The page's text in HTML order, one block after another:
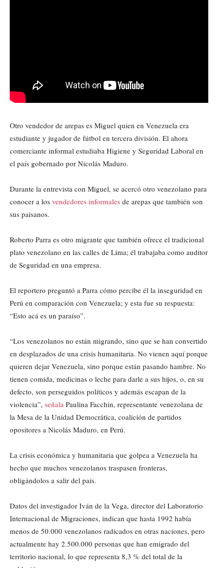
Otro vendedor de arepas es Miguel quien en Venezuela era
estudiante y jugador de fútbol en tercera división. El ahora
comerciante informal estudiaba Higiene y Seguridad Laboral en
el país gobernado por Nicolás Maduro.
Durante la entrevista con Miguel, se acercó otro venezolano para
conocer a los vendedores informales de arepas que también son
sus paisanos.
Roberto Parra es otro migrante que también ofrece el tradicional
plato venezolano en las calles de Lima; él trabajaba como auditor
de Seguridad en una empresa.
El reportero preguntó a Parra cómo percibe él la inseguridad en
Perú en comparación con Venezuela; y esta fue su respuesta:
“Esto acá es un paraíso”.
“Los venezolanos no están migrando, sino que se han convertido
en desplazados de una crisis humanitaria. No vienen aquí porque
quieren dejar Venezuela, sino porque están pasando hambre. No
tienen comida, medicinas o leche para darle a sus hijos, o, en su
defecto, son perseguidos políticos y además escapan de la
violencia”, señala Paulina Facchin, representante venezolana de
la Mesa de la Unidad Democrática, coalición de partidos
opositores a Nicolás Maduro, en Perú.
La crisis económica y humanitaria que golpea a Venezuela ha
hecho que muchos venezolanos traspasen fronteras,
obligándolos a salir del país.
Datos del investigador Iván de la Vega, director del Laboratorio
Internacional de Migraciones, indican que hasta 1992 había
menos de 50.000 venezolanos radicados en otras naciones, pero
actualmente hay 2.500.000 personas que han emigrado del
territorio nacional, lo que representa 8,3 % del total de la